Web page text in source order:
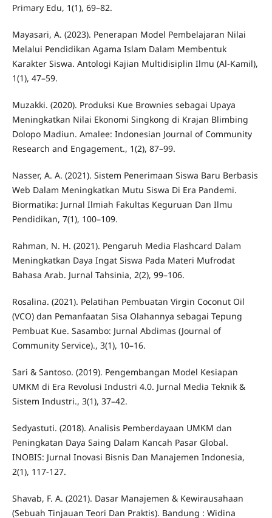
Primary Edu, 1(1), 69–82.
Mayasari, A. (2023). Penerapan Model Pembelajaran Nilai
Melalui Pendidikan Agama Islam Dalam Membentuk
Karakter Siswa. Antologi Kajian Multidisiplin Ilmu (Al-Kamil),
1(1), 47–59.
Muzakki. (2020). Produksi Kue Brownies sebagai Upaya
Meningkatkan Nilai Ekonomi Singkong di Krajan Blimbing
Dolopo Madiun. Amalee: Indonesian Journal of Community
Research and Engagement., 1(2), 87–99.
Nasser, A. A. (2021). Sistem Penerimaan Siswa Baru Berbasis
Web Dalam Meningkatkan Mutu Siswa Di Era Pandemi.
Biormatika: Jurnal Ilmiah Fakultas Keguruan Dan Ilmu
Pendidikan, 7(1), 100–109.
Rahman, N. H. (2021). Pengaruh Media Flashcard Dalam
Meningkatkan Daya Ingat Siswa Pada Materi Mufrodat
Bahasa Arab. Jurnal Tahsinia, 2(2), 99–106.
Rosalina. (2021). Pelatihan Pembuatan Virgin Coconut Oil
(VCO) dan Pemanfaatan Sisa Olahannya sebagai Tepung
Pembuat Kue. Sasambo: Jurnal Abdimas (Journal of
Community Service)., 3(1), 10–16.
Sari & Santoso. (2019). Pengembangan Model Kesiapan
UMKM di Era Revolusi Industri 4.0. Jurnal Media Teknik &
Sistem Industri., 3(1), 37–42.
Sedyastuti. (2018). Analisis Pemberdayaan UMKM dan
Peningkatan Daya Saing Dalam Kancah Pasar Global.
INOBIS: Jurnal Inovasi Bisnis Dan Manajemen Indonesia,
2(1), 117-127.
Shavab, F. A. (2021). Dasar Manajemen & Kewirausahaan
(Sebuah Tinjauan Teori Dan Praktis). Bandung : Widina